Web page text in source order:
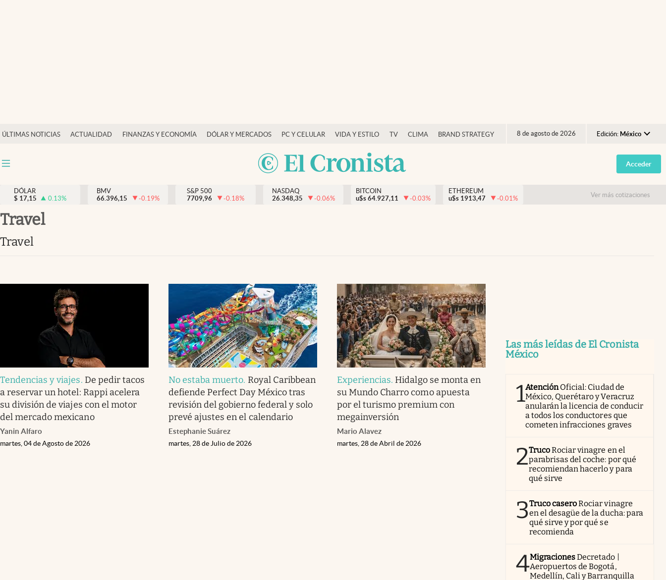
ÚLTIMAS NOTICIAS ACTUALIDAD FINANZAS Y ECONOMÍA DÓLAR Y MERCADOS PC Y CELULAR VIDA Y ESTILO TV CLIMA BRAND STRATEGY 8 de agosto de 2026 Edición: México
Argentina
España
USA
Opinión
Vida y estilo
Clima
Espiritualidad
abre en nueva pestaña
Acceder
DÓLAR
$ 17,15 0.13%
BMV
66.396,15
-0.19%
S&P 500
7709,96
-0.18%
NASDAQ
26.348,35
-0.06%
BITCOIN
u$s 64.927,11 -0.03%
ETHEREUM
u$s 1913,47 -0.01% Ver más cotizaciones
Travel
Travel
Tendencias y viajes. De pedir tacos
a reservar un hotel: Rappi acelera
su división de viajes con el motor
del mercado mexicano
Yanin Alfaro
martes, 04 de Agosto de 2026
No estaba muerto. Royal Caribbean
defiende Perfect Day México tras
revisión del gobierno federal y solo
prevé ajustes en el calendario
Estephanie Suárez
martes, 28 de Julio de 2026
Experiencias. Hidalgo se monta en
su Mundo Charro como apuesta
por el turismo premium con
megainversión
Mario Alavez
martes, 28 de Abril de 2026
Las más leídas de El Cronista
México
1AtenciónOficial: Ciudad de
México, Querétaro y Veracruz
anularán la licencia de conducir
a todos los conductores que
cometen infracciones graves
2TrucoRociar vinagre en el
parabrisas del coche: por qué
recomiendan hacerlo y para
qué sirve
3Truco caseroRociar vinagre
en el desagüe de la ducha: para
qué sirve y por qué se
recomienda
4MigracionesDecretado |
Aeropuertos de Bogotá,
Medellín, Cali y Barranquilla